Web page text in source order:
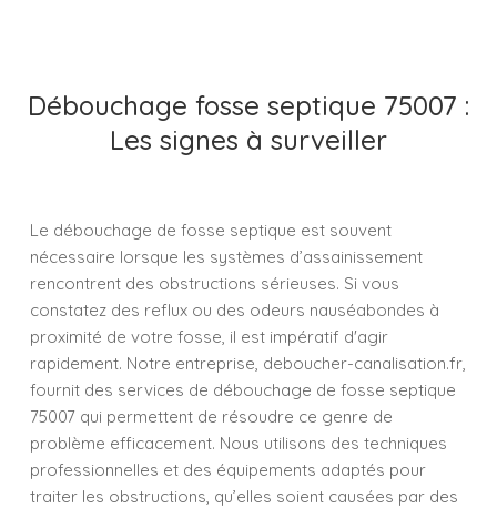
Débouchage fosse septique 75007 :
Les signes à surveiller
Le débouchage de fosse septique est souvent
nécessaire lorsque les systèmes d’assainissement
rencontrent des obstructions sérieuses. Si vous
constatez des reflux ou des odeurs nauséabondes à
proximité de votre fosse, il est impératif d'agir
rapidement. Notre entreprise, deboucher-canalisation.fr,
fournit des services de débouchage de fosse septique
75007 qui permettent de résoudre ce genre de
problème efficacement. Nous utilisons des techniques
professionnelles et des équipements adaptés pour
traiter les obstructions, qu’elles soient causées par des